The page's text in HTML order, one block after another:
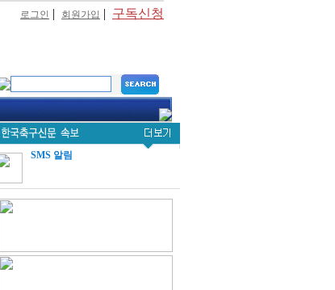
로그인 | 회원가입 | 구독신청
SMS 알림